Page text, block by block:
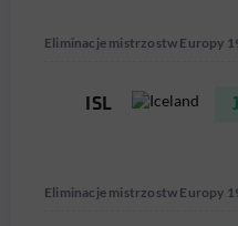
Eliminacje mistrzostw Europy
ISL
Eliminacje mistrzostw Europy